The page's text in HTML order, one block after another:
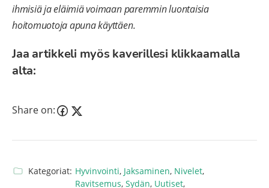
ihmisiä ja eläimiä voimaan paremmin luontaisia
hoitomuotoja apuna käyttäen.
Jaa artikkeli myös kaverillesi klikkaamalla
alta:
Share on:
Kategoriat: Hyvinvointi, Jaksaminen, Nivelet,
Ravitsemus, Sydän, Uutiset,